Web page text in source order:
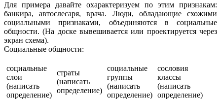
Для примера давайте охарактеризуем по этим признакам:
банкира, автослесаря, врача. Люди, обладающие схожими
социальными признаками, объединяются в социальные
общности. (На доске вывешивается или проектируется через
экран схема).
Социальные общности:
социальные
слои
(написать
определение)
страты
(написать
определение)
социальные
группы
(написать
определение)
сословия
классы
(написать
определение)